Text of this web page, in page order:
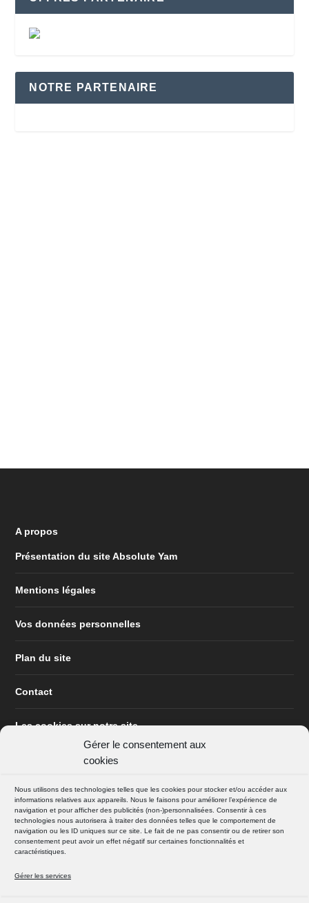
Gérer le consentement aux
cookies
Nous utilisons des technologies telles que les cookies pour stocker et/ou accéder aux
informations relatives aux appareils. Nous le faisons pour améliorer l’expérience de
navigation et pour afficher des publicités (non-)personnalisées. Consentir à ces
technologies nous autorisera à traiter des données telles que le comportement de
navigation ou les ID uniques sur ce site. Le fait de ne pas consentir ou de retirer son
consentement peut avoir un effet négatif sur certaines fonctionnalités et
caractéristiques.
Gérer les services
NOTRE PARTENAIRE
A propos
Présentation du site Absolute Yam
Mentions légales
Vos données personnelles
Plan du site
Contact
Les cookies sur notre site
SUIVEZ NOUS
FACEBOOK